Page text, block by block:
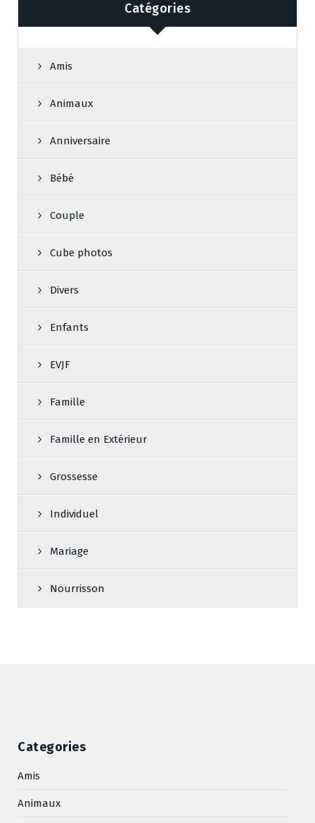
Catégories
Amis
Animaux
Anniversaire
Bébé
Couple
Cube photos
Divers
Enfants
EVJF
Famille
Famille en Extérieur
Grossesse
Individuel
Mariage
Nourrisson
Categories
Amis
Animaux